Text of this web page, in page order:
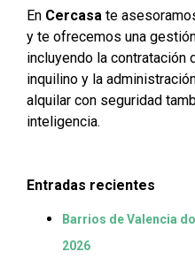
En Cercasa te
y te ofrecemos una
incluyendo la contratación
inquilino y la
alquilar con seguridad
inteligencia.
Entradas recientes
Barrios de Valencia
2026